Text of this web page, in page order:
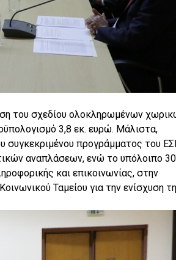
του σχεδίου ολοκληρωμένων
3,8 εκ. ευρώ. Μάλιστα,
συγκεκριμένου προγράμματος του
αναπλάσεων, ενώ το υπόλοιπο
και επικοινωνίας, στην
Ταμείου για την ενίσχυση